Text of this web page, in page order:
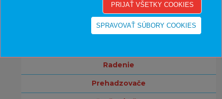
brzdy
kľuky
radenie
prehadzovače